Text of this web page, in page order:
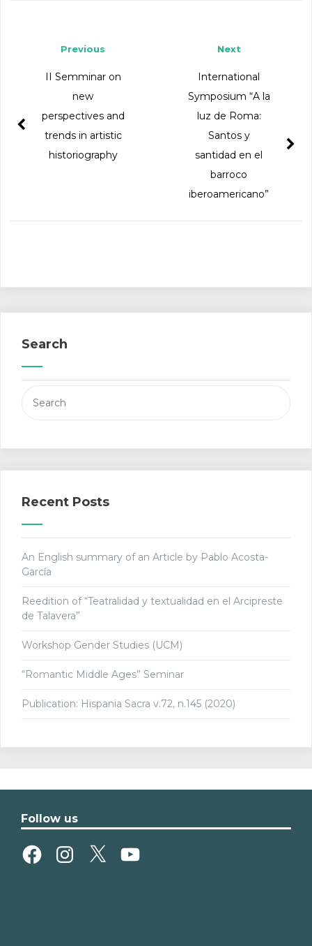
Next
International
Symposium “A la
luz de Roma:
Santos y
santidad en el
barroco
iberoamericano”
Previous
II Semminar on
new
perspectives and
trends in artistic
historiography
Search
for:
Recent Posts
An English summary of an Article by Pablo Acosta-
García
Reedition of “Teatralidad y textualidad en el Arcipreste
de Talavera”
Workshop Gender Studies (UCM)
“Romantic Middle Ages” Seminar
Publication: Hispania Sacra v.72, n.145 (2020)
Follow us
FacebookInstagram
X YouTube